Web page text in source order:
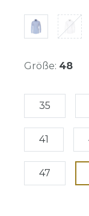
Größe: 48
35
41
47